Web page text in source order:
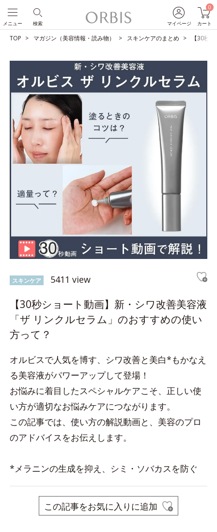
マイページ
0
カート
検索
メニュー
TOP マガジン（美容情報・読み物） スキンケアのまとめ 【30秒
スキンケア 5411 view
【30秒ショート動画】新・シワ改善美容液
「ザ リンクルセラム」のおすすめの使い
方って？
オルビスで人気を博す、シワ改善と美白*もかなえ
る美容液がパワーアップして登場！
お悩みに着目したスペシャルケアこそ、正しい使
い方が適切なお悩みケアにつながります。
この記事では、使い方の解説動画と、美容のプロ
のアドバイスをお伝えします。
*メラニンの生成を抑え、シミ・ソバカスを防ぐ
この記事をお気に入りに追加